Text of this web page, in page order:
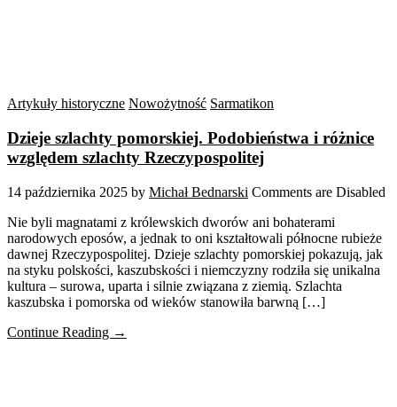
Artykuły historyczne Nowożytność Sarmatikon
Dzieje szlachty pomorskiej. Podobieństwa i różnice
względem szlachty Rzeczypospolitej
14 października 2025 by Michał Bednarski Comments are Disabled
Nie byli magnatami z królewskich dworów ani bohaterami
narodowych eposów, a jednak to oni kształtowali północne rubieże
dawnej Rzeczypospolitej. Dzieje szlachty pomorskiej pokazują, jak
na styku polskości, kaszubskości i niemczyzny rodziła się unikalna
kultura – surowa, uparta i silnie związana z ziemią. Szlachta
kaszubska i pomorska od wieków stanowiła barwną […]
Continue Reading →